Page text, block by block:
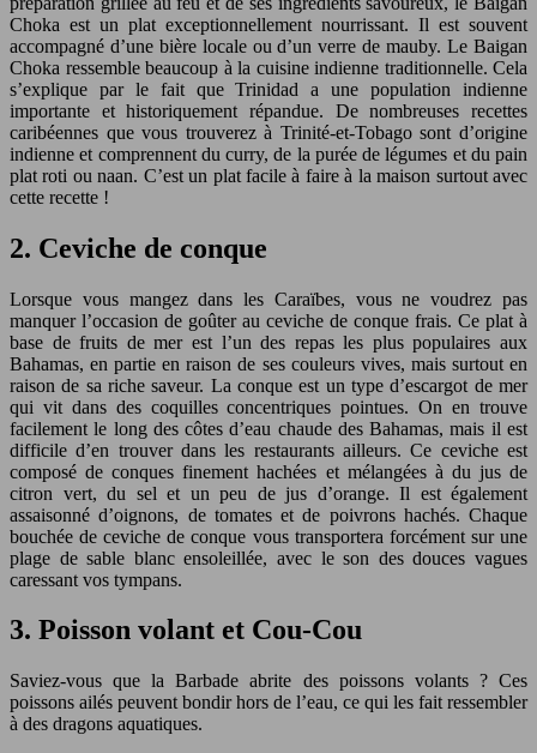
Choka est un plat exceptionnellement nourrissant. Il est souvent
accompagné d’une bière locale ou d’un verre de mauby. Le Baigan
Choka ressemble beaucoup à la cuisine indienne traditionnelle. Cela
s’explique par le fait que Trinidad a une population indienne
importante et historiquement répandue. De nombreuses recettes
caribéennes que vous trouverez à Trinité-et-Tobago sont d’origine
indienne et comprennent du curry, de la purée de légumes et du pain
plat roti ou naan. C’est un plat facile à faire à la maison surtout avec
cette recette !
2. Ceviche de conque
Lorsque vous mangez dans les Caraïbes, vous ne voudrez pas
manquer l’occasion de goûter au ceviche de conque frais. Ce plat à
base de fruits de mer est l’un des repas les plus populaires aux
Bahamas, en partie en raison de ses couleurs vives, mais surtout en
raison de sa riche saveur. La conque est un type d’escargot de mer
qui vit dans des coquilles concentriques pointues. On en trouve
facilement le long des côtes d’eau chaude des Bahamas, mais il est
difficile d’en trouver dans les restaurants ailleurs. Ce ceviche est
composé de conques finement hachées et mélangées à du jus de
citron vert, du sel et un peu de jus d’orange. Il est également
assaisonné d’oignons, de tomates et de poivrons hachés. Chaque
bouchée de ceviche de conque vous transportera forcément sur une
plage de sable blanc ensoleillée, avec le son des douces vagues
caressant vos tympans.
3. Poisson volant et Cou-Cou
Saviez-vous que la Barbade abrite des poissons volants ? Ces
poissons ailés peuvent bondir hors de l’eau, ce qui les fait ressembler
à des dragons aquatiques.